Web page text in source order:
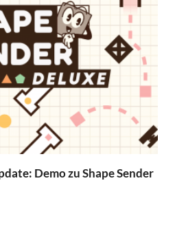
Demo zu Shape Sender